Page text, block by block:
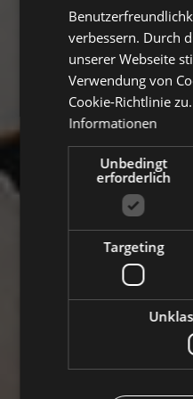
verbessern. Durch
unserer Webseite
Verwendung von
Cookie-Richtlinie zu.
Informationen
Unbedingt
erforderlich
Targeting